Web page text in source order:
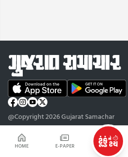
HOME E-PAPER
@Copyright 2026 Gujarat Samachar